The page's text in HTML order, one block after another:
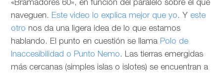
«Bramadores 60», en función del paralelo sobre el que
naveguen. Este video lo explica mejor que yo. Y este
otro nos da una ligera idea de lo que estamos
hablando. El punto en cuestión se llama Polo de
Inaccesibilidad o Punto Nemo. Las tierras emergidas
más cercanas (simples islas o islotes) se encuentran a